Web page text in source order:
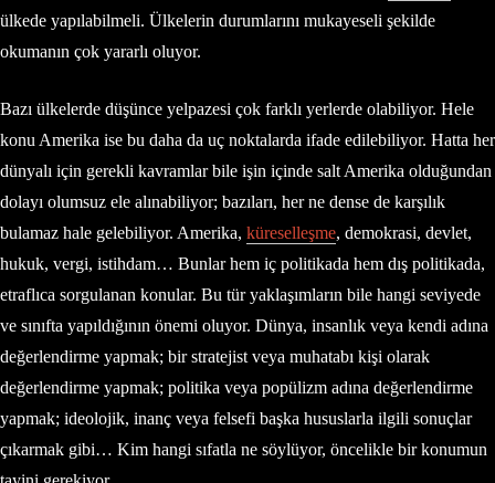
ülkede yapılabilmeli. Ülkelerin durumlarını mukayeseli şekilde
okumanın çok yararlı oluyor.
Bazı ülkelerde düşünce yelpazesi çok farklı yerlerde olabiliyor. Hele
konu Amerika ise bu daha da uç noktalarda ifade edilebiliyor. Hatta her
dünyalı için gerekli kavramlar bile işin içinde salt Amerika olduğundan
dolayı olumsuz ele alınabiliyor; bazıları, her ne dense de karşılık
bulamaz hale gelebiliyor. Amerika, küreselleşme, demokrasi, devlet,
hukuk, vergi, istihdam… Bunlar hem iç politikada hem dış politikada,
etraflıca sorgulanan konular. Bu tür yaklaşımların bile hangi seviyede
ve sınıfta yapıldığının önemi oluyor. Dünya, insanlık veya kendi adına
değerlendirme yapmak; bir stratejist veya muhatabı kişi olarak
değerlendirme yapmak; politika veya popülizm adına değerlendirme
yapmak; ideolojik, inanç veya felsefi başka hususlarla ilgili sonuçlar
çıkarmak gibi… Kim hangi sıfatla ne söylüyor, öncelikle bir konumun